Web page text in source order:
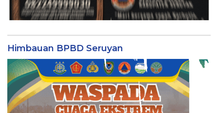
Himbauan BPBD Seruyan